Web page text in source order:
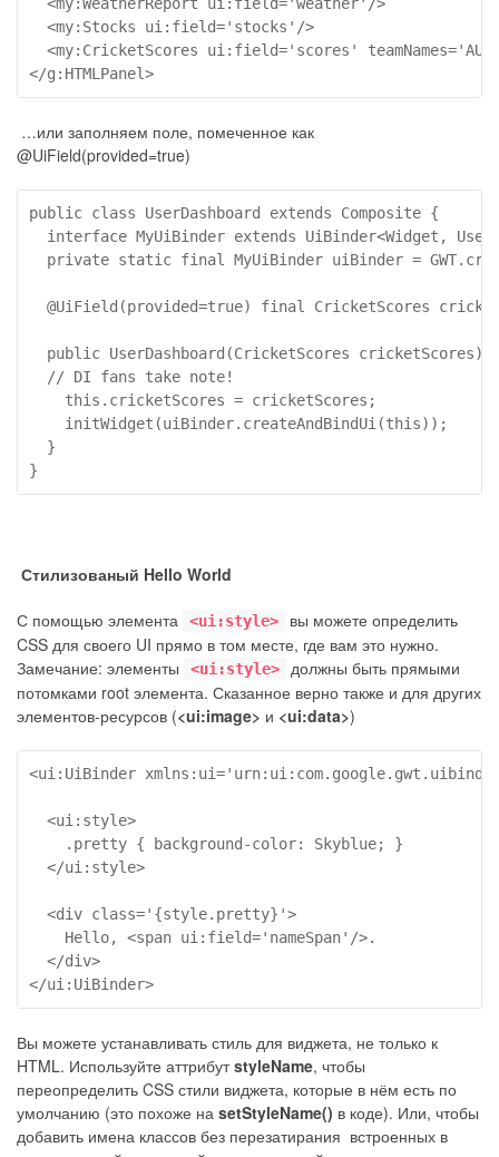
  <my:Stocks ui:field='stocks'/>
<my:CricketScores ui:field='scores'
</g:HTMLPanel>
…или заполняем поле, помеченное как
@UiField(provided=true)
public class UserDashboard extends Composite {
interface MyUiBinder extends UiBinder<Widget,
private static final MyUiBinder uiBinder =
@UiField(provided=true) final CricketScores
public UserDashboard(CricketScores cricketScores)
  // DI fans take note!
    this.cricketScores = cricketScores;
    initWidget(uiBinder.createAndBindUi(this));
  }
}
Стилизованый Hello World
С помощью элемента <ui:style>
вы можете определить
CSS для своего UI прямо в том месте, где вам это нужно.
Замечание: элементы
<ui:style>
должны быть прямыми
потомками root элемента. Сказанное верно также и для других
элементов-ресурсов (<ui:image> и <ui:data>)
<ui:UiBinder
  <ui:style>
    .pretty { background-color: Skyblue; }
  </ui:style>
  <div class='{style.pretty}'>
    Hello, <span ui:field='nameSpan'/>.
  </div>
</ui:UiBinder>
Вы можете устанавливать стиль для виджета, не только к
HTML. Используйте аттрибутstyleName, чтобы
переопределить CSS стили виджета, которые в нём есть по
умолчанию (это похоже на setStyleName() в коде). Или, чтобы
добавить имена классов без перезатирания встроенных в